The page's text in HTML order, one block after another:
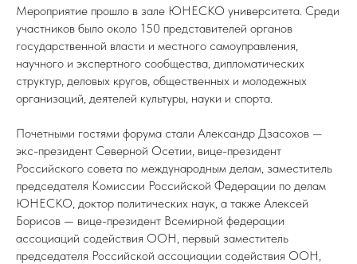
Мероприятие прошло в зале ЮНЕСКО университета. Среди
участников было около 150 представителей органов
государственной власти и местного самоуправления,
научного и экспертного сообщества, дипломатических
структур, деловых кругов, общественных и молодежных
организаций, деятелей культуры, науки и спорта.
Почетными гостями форума стали Александр Дзасохов —
экс-президент Северной Осетии, вице-президент
Российского совета по международным делам, заместитель
председателя Комиссии Российской Федерации по делам
ЮНЕСКО, доктор политических наук, а также Алексей
Борисов — вице-президент Всемирной федерации
ассоциаций содействия ООН, первый заместитель
председателя Российской ассоциации содействия ООН,